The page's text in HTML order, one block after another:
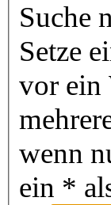
Suche
Setze
vor ein
wenn
ein *